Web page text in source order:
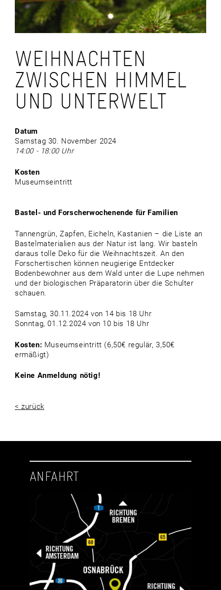
WEIHNACHTEN
ZWISCHEN HIMMEL
UND UNTERWELT
Datum
Samstag 30. November 2024
14:00 - 18:00 Uhr
Kosten
Museumseintritt
Bastel- und Forscherwochenende für Familien
Tannengrün, Zapfen, Eicheln, Kastanien – die Liste an
Bastelmaterialien aus der Natur ist lang. Wir basteln
daraus tolle Deko für die Weihnachtszeit. An den
Forschertischen können neugierige Entdecker
Bodenbewohner aus dem Wald unter die Lupe nehmen
und der biologischen Präparatorin über die Schulter
schauen.
Samstag, 30.11.2024 von 14 bis 18 Uhr
Sonntag, 01.12.2024 von 10 bis 18 Uhr
Kosten: Museumseintritt (6,50€ regulär, 3,50€
ermäßigt)
Keine Anmeldung nötig!
< zurück
ANFAHRT